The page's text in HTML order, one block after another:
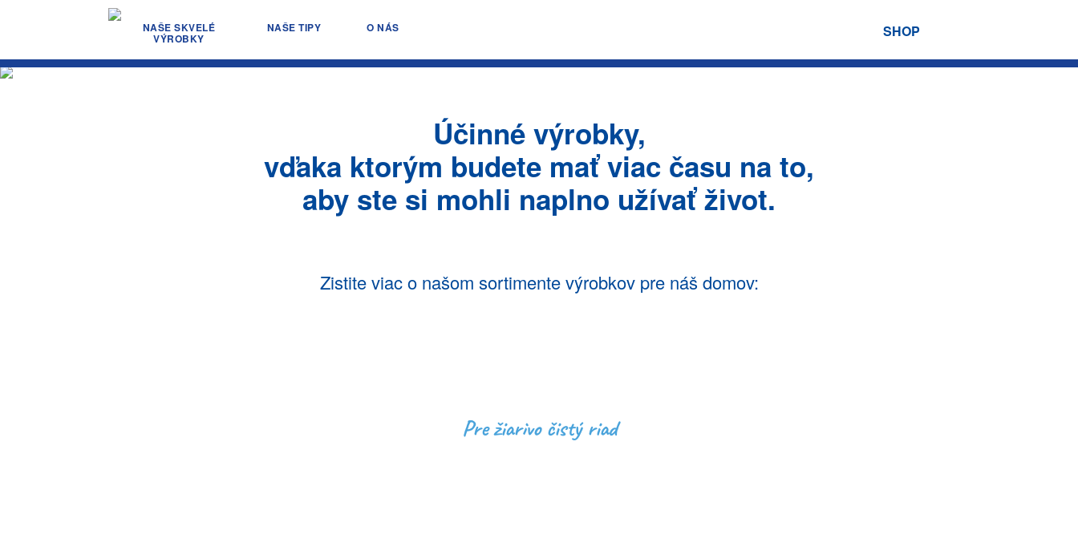
NAŠE SKVELÉ
VÝROBKY
NAŠE TIPY O NÁS SHOP
Účinné výrobky,
vďaka ktorým budete mať viac času na to,
aby ste si mohli naplno užívať život.
Zistite viac o našom sortimente výrobkov pre náš domov:
Pre žiarivo čistý riad